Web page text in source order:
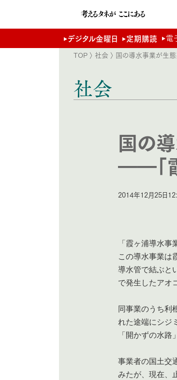
デジタル金曜日 定期購読 電
TOP 〉 社会 〉 国の導水事業が生
社会
国の
――「
2014年12月25日
「霞ヶ浦導水
この導水事業は
導水管で結ぶと
で発生したアオ
同事業のうち利
れた途端にシジ
「開かずの水路
事業者の国土交
みたが、現在、